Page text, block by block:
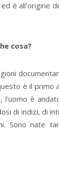
è all’origine
cosa?
è il primo
è
di indizi, di
Sono nate